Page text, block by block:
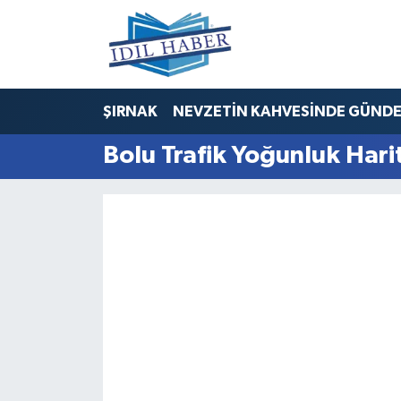
ŞIRNAK NEVZETİN KAHVESİNDE
Bolu Trafik Yoğunluk
Nöbetçi Eczaneler
Hava Durumu
Trafik Durumu